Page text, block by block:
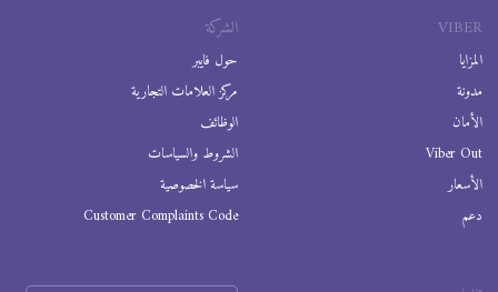
VIBER
المزايا
مدونة
الأمان
Viber Out
الأسعار
دعم
الشركة
حول فايبر
مركز العلامات التجارية
الوظائف
الشروط والسياسات
سياسة الخصوصية
Customer Complaints Code